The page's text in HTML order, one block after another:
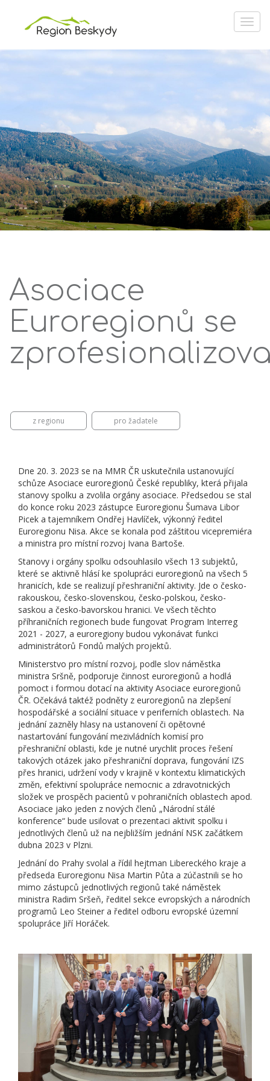
Asociace
Euroregionů se
z regionu pro žadatele
Dne 20. 3. 2023 se na MMR ČR uskutečnila ustanovující
schůze Asociace euroregionů České republiky, která přijala
stanovy spolku a zvolila orgány asociace. Předsedou se stal
do konce roku 2023 zástupce Euroregionu Šumava Libor
Picek a tajemníkem Ondřej Havlíček, výkonný ředitel
Euroregionu Nisa. Akce se konala pod záštitou vicepremiéra
a ministra pro místní rozvoj Ivana Bartoše.
Stanovy i orgány spolku odsouhlasilo všech 13 subjektů,
které se aktivně hlásí ke spolupráci euroregionů na všech 5
hranicích, kde se realizují přeshraniční aktivity. Jde o česko-
rakouskou, česko-slovenskou, česko-polskou, česko-
saskou a česko-bavorskou hranici. Ve všech těchto
příhraničních regionech bude fungovat Program Interreg
2021 - 2027, a euroregiony budou vykonávat funkci
administrátorů Fondů malých projektů.
Ministerstvo pro místní rozvoj, podle slov náměstka
ministra Sršně, podporuje činnost euroregionů a hodlá
pomoct i formou dotací na aktivity Asociace euroregionů
ČR. Očekává taktéž podněty z euroregionů na zlepšení
hospodářské a sociální situace v periferních oblastech. Na
jednání zazněly hlasy na ustanovení či opětovné
nastartování fungování mezivládních komisí pro
přeshraniční oblasti, kde je nutné urychlit proces řešení
takových otázek jako přeshraniční doprava, fungování IZS
přes hranici, udržení vody v krajině v kontextu klimatických
změn, efektivní spolupráce nemocnic a zdravotnických
složek ve prospěch pacientů v pohraničních oblastech apod.
Asociace jako jeden z nových členů „Národní stálé
konference“ bude usilovat o prezentaci aktivit spolku i
jednotlivých členů už na nejbližším jednání NSK začátkem
dubna 2023 v Plzni.
Jednání do Prahy svolal a řídil hejtman Libereckého kraje a
předseda Euroregionu Nisa Martin Půta a zúčastnili se ho
mimo zástupců jednotlivých regionů také náměstek
ministra Radim Sršeň, ředitel sekce evropských a národních
programů Leo Steiner a ředitel odboru evropské územní
spolupráce Jiří Horáček.